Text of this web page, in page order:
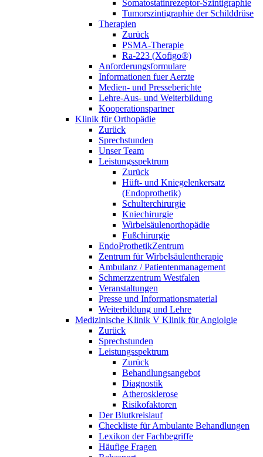
Somatostatinrezeptor-Szintigraphie
Tumorszintigraphie der Schilddrüse
Therapien
Zurück
PSMA-Therapie
Ra-223 (Xofigo®)
Anforderungsformulare
Informationen fuer Aerzte
Medien- und Presseberichte
Lehre-Aus- und Weiterbildung
Kooperationspartner
Klinik für Orthopädie
Zurück
Sprechstunden
Unser Team
Leistungsspektrum
Zurück
Hüft- und Kniegelenkersatz
(Endoprothetik)
Schulterchirurgie
Kniechirurgie
Wirbelsäulenorthopädie
Fußchirurgie
EndoProthetikZentrum
Zentrum für Wirbelsäulentherapie
Ambulanz / Patientenmanagement
Schmerzzentrum Westfalen
Veranstaltungen
Presse und Informationsmaterial
Weiterbildung und Lehre
Medizinische Klinik V Klinik für Angiolgie
Zurück
Sprechstunden
Leistungsspektrum
Zurück
Behandlungsangebot
Diagnostik
Atherosklerose
Risikofaktoren
Der Blutkreislauf
Checkliste für Ambulante Behandlungen
Lexikon der Fachbegriffe
Häufige Fragen